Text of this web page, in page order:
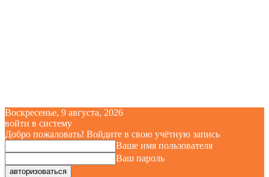
Воскресенье, 9 августа, 2026
войти в систему
Добро пожаловать! Войдите в свою учётную запись
Ваше имя пользователя
Ваш пароль